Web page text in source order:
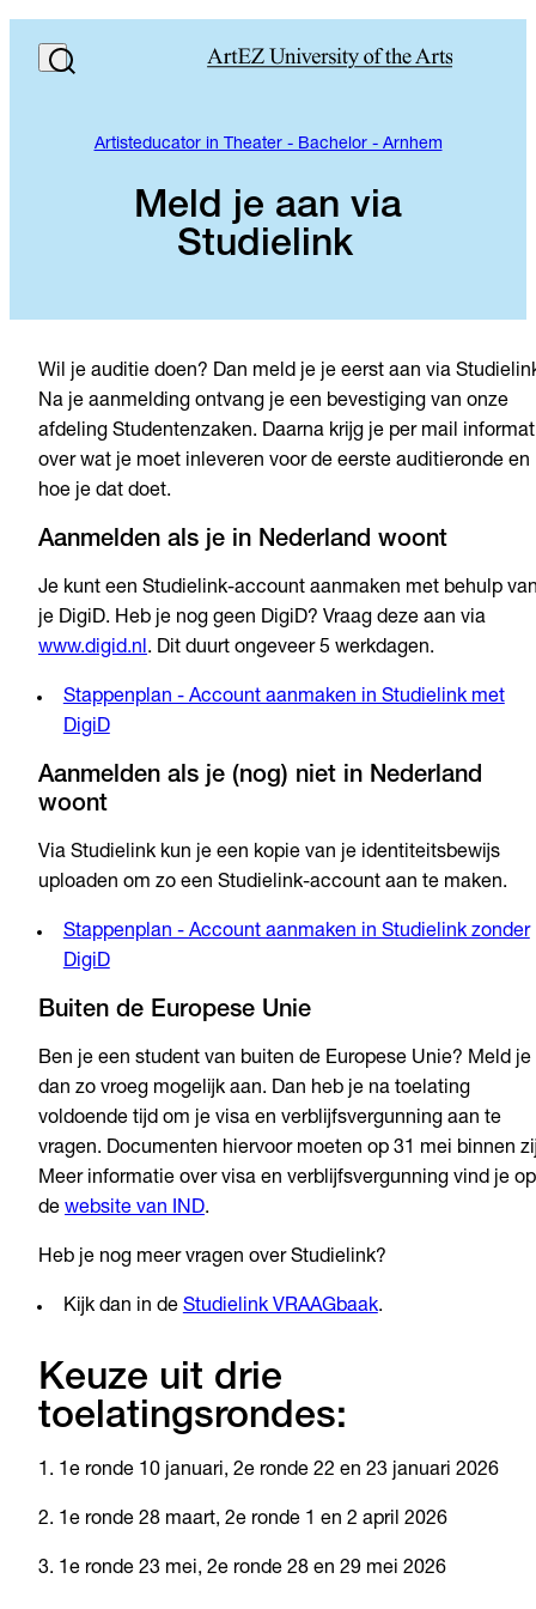
Artisteducator in Theater - Bachelor - Arnhem
Meld je aan via
Studielink
Wil je auditie doen? Dan meld je je eerst aan via
Na je aanmelding ontvang je een bevestiging van onze
afdeling Studentenzaken. Daarna krijg je per mail
over wat je moet inleveren voor de eerste auditieronde en
hoe je dat doet.
Aanmelden als je in Nederland woont
Je kunt een Studielink-account aanmaken met behulp
je DigiD. Heb je nog geen DigiD? Vraag deze aan via
www.digid.nl. Dit duurt ongeveer 5 werkdagen.
Stappenplan - Account aanmaken in Studielink met
DigiD
Aanmelden als je (nog) niet in Nederland
woont
Via Studielink kun je een kopie van je identiteitsbewijs
uploaden om zo een Studielink-account aan te maken.
Stappenplan - Account aanmaken in Studielink zonder
DigiD
Buiten de Europese Unie
Ben je een student van buiten de Europese Unie? Meld je
dan zo vroeg mogelijk aan. Dan heb je na toelating
voldoende tijd om je visa en verblijfsvergunning aan te
vragen. Documenten hiervoor moeten op 31 mei binnen
Meer informatie over visa en verblijfsvergunning vind je op
de website van IND.
Heb je nog meer vragen over Studielink?
Kijk dan in de Studielink VRAAGbaak.
Keuze uit drie
toelatingsrondes:
1. 1e ronde 10 januari, 2e ronde 22 en 23 januari 2026
2. 1e ronde 28 maart, 2e ronde 1 en 2 april 2026
3. 1e ronde 23 mei, 2e ronde 28 en 29 mei 2026